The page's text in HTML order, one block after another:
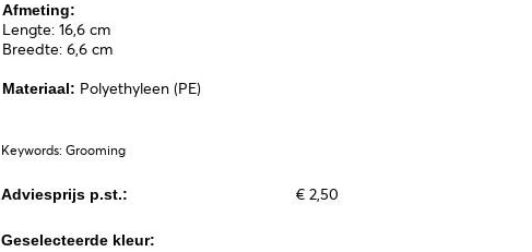
Afmeting:
Lengte: 16,6 cm
Breedte: 6,6 cm
Materiaal: Polyethyleen (PE)
Keywords: Grooming
Adviesprijs p.st.: € 2,50
Geselecteerde kleur: